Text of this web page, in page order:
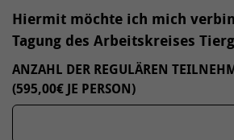
Hiermit möchte ich mich
Tagung des Arbeitskreises
ANZAHL DER REGULÄREN
(595,00€ JE PERSON)